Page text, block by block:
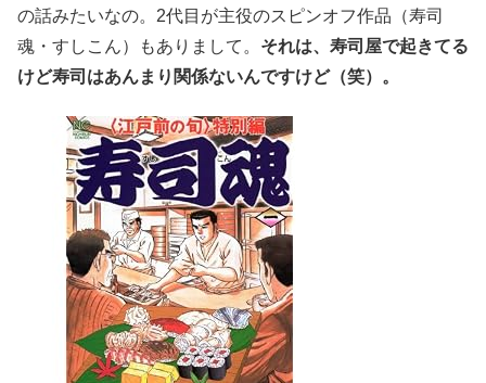
の話みたいなの。2代目が主役のスピンオフ作品（寿司
魂・すしこん）もありまして。 それは、寿司屋で起きてる
けど寿司はあんまり関係ないんですけど（笑）。